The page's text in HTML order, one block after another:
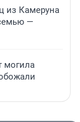
из Камеруна
—
могила